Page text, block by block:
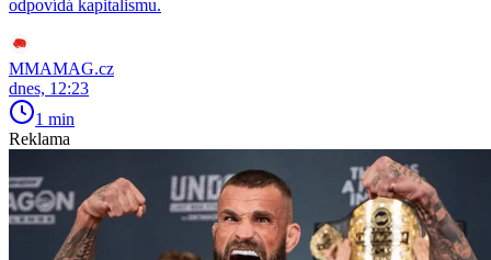
odpovídá kapitalismu.
MMAMAG.cz
dnes, 12:23
1 min
Reklama